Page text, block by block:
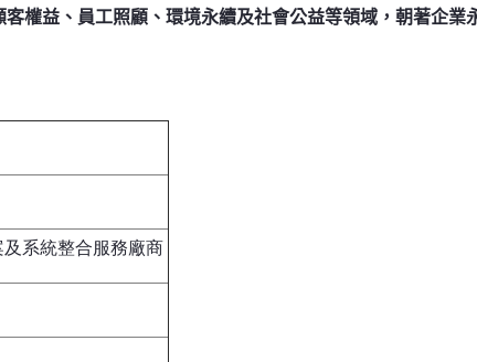
權益、員工照顧、環境永續及社會公益等領域，朝著企業
系統整合服務廠商